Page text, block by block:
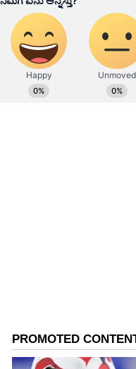
ಯೋಜನೆಗಳನ್ನು
ನಿಮ್ಮ ಸಂಬಂಧವು